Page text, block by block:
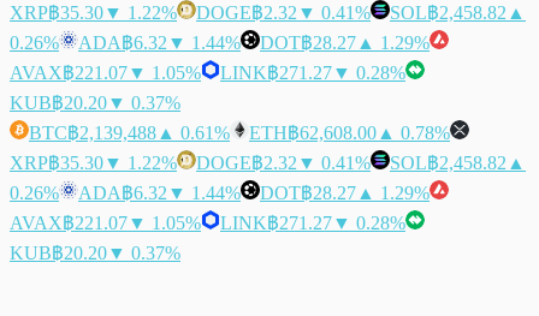
XRP฿35.30▼ 1.22% DOGE฿2.32 ▼ 0.41% SOL฿2,458.82 ▲
0.26%
ADA฿6.32 ▼ 1.44% DOT฿28.27 ▲ 1.29%
AVAX฿221.07▼ 1.05% LINK฿271.27▼ 0.28%
KUB฿20.20▼ 0.37%
BTC฿2,139,488 ▲ 0.61% ETH฿62,608.00 ▲ 0.78%
XRP฿35.30▼ 1.22% DOGE฿2.32 ▼ 0.41% SOL฿2,458.82 ▲
0.26%
ADA฿6.32 ▼ 1.44% DOT฿28.27 ▲ 1.29%
AVAX฿221.07▼ 1.05% LINK฿271.27▼ 0.28%
KUB฿20.20▼ 0.37%